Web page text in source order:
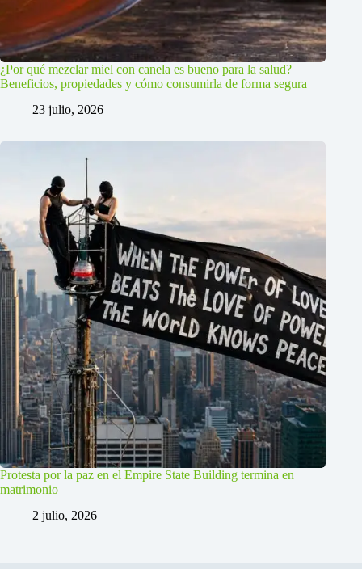
¿Por qué mezclar miel con canela es bueno para la salud?
Beneficios, propiedades y cómo consumirla de forma segura
23 julio, 2026
Protesta por la paz en el Empire State Building termina en
matrimonio
2 julio, 2026